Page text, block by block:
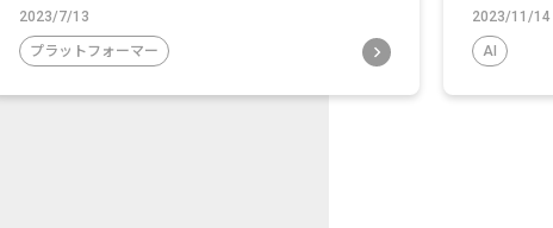
2023/7/13
プラットフォーマー
2023/11/14
AI